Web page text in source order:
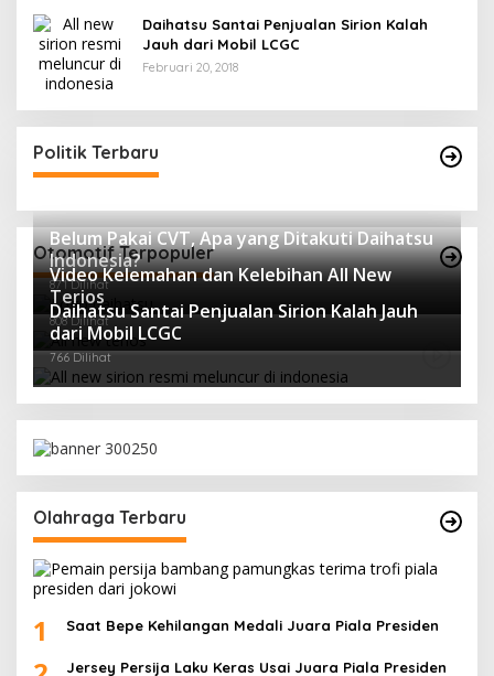
Daihatsu Santai Penjualan Sirion Kalah
Jauh dari Mobil LCGC
Februari 20, 2018
Politik Terbaru
Otomotif Terpopuler
Belum Pakai CVT, Apa yang Ditakuti Daihatsu
Indonesia?
871 Dilihat
Video Kelemahan dan Kelebihan All New
Terios
808 Dilihat
Daihatsu Santai Penjualan Sirion Kalah Jauh
dari Mobil LCGC
766 Dilihat
Olahraga Terbaru
1 Saat Bepe Kehilangan Medali Juara Piala Presiden
Jersey Persija Laku Keras Usai Juara Piala Presiden